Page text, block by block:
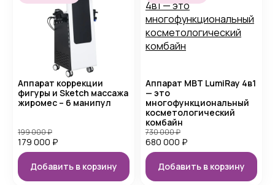
Аппарат коррекции
фигуры и Sketch массажа
жиромес – 6 манипул
179 000 ₽
199 000₽
Добавить в корзину
Аппарат MBT LumiRay 4в1
— это
многофункциональный
косметологический
комбайн
680 000 ₽
730 000₽
Добавить в корзину